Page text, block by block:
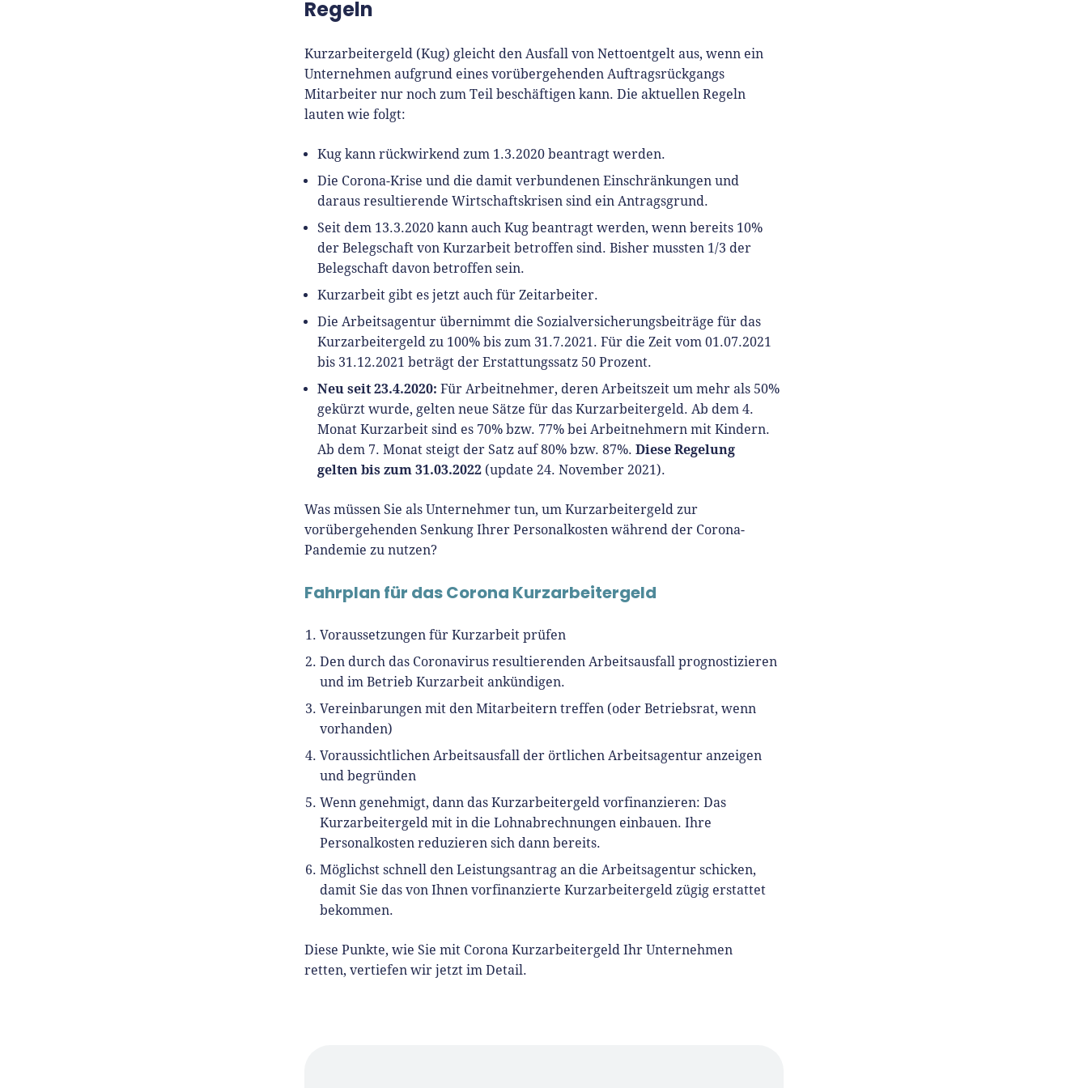
Regeln
Kurzarbeitergeld (Kug) gleicht den Ausfall von Nettoentgelt aus, wenn ein
Unternehmen aufgrund eines vorübergehenden Auftragsrückgangs
Mitarbeiter nur noch zum Teil beschäftigen kann. Die aktuellen Regeln
lauten wie folgt:
Kug kann rückwirkend zum 1.3.2020 beantragt werden.
Die Corona-Krise und die damit verbundenen Einschränkungen und
daraus resultierende Wirtschaftskrisen sind ein Antragsgrund.
Seit dem 13.3.2020 kann auch Kug beantragt werden, wenn bereits 10%
der Belegschaft von Kurzarbeit betroffen sind. Bisher mussten 1/3 der
Belegschaft davon betroffen sein.
Kurzarbeit gibt es jetzt auch für Zeitarbeiter.
Die Arbeitsagentur übernimmt die Sozialversicherungsbeiträge für das
Kurzarbeitergeld zu 100% bis zum 31.7.2021. Für die Zeit vom 01.07.2021
bis 31.12.2021 beträgt der Erstattungssatz 50 Prozent.
Neu seit 23.4.2020: Für Arbeitnehmer, deren Arbeitszeit um mehr als 50%
gekürzt wurde, gelten neue Sätze für das Kurzarbeitergeld. Ab dem 4.
Monat Kurzarbeit sind es 70% bzw. 77% bei Arbeitnehmern mit Kindern.
Ab dem 7. Monat steigt der Satz auf 80% bzw. 87%. Diese Regelung
gelten bis zum 31.03.2022(update 24. November 2021).
Was müssen Sie als Unternehmer tun, um Kurzarbeitergeld zur
vorübergehenden Senkung Ihrer Personalkosten während der Corona-
Pandemie zu nutzen?
Fahrplan für das Corona Kurzarbeitergeld
Voraussetzungen für Kurzarbeit prüfen
Den durch das Coronavirus resultierenden Arbeitsausfall prognostizieren
und im Betrieb Kurzarbeit ankündigen.
Vereinbarungen mit den Mitarbeitern treffen (oder Betriebsrat, wenn
vorhanden)
Voraussichtlichen Arbeitsausfall der örtlichen Arbeitsagentur anzeigen
und begründen
Wenn genehmigt, dann das Kurzarbeitergeld vorfinanzieren: Das
Kurzarbeitergeld mit in die Lohnabrechnungen einbauen. Ihre
Personalkosten reduzieren sich dann bereits.
Möglichst schnell den Leistungsantrag an die Arbeitsagentur schicken,
damit Sie das von Ihnen vorfinanzierte Kurzarbeitergeld zügig erstattet
bekommen.
Diese Punkte, wie Sie mit Corona Kurzarbeitergeld Ihr Unternehmen
retten, vertiefen wir jetzt im Detail.